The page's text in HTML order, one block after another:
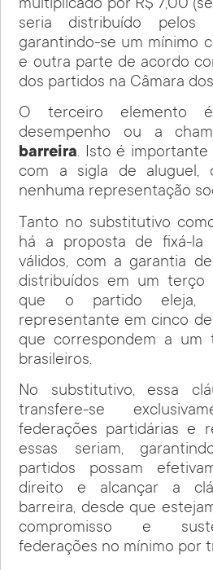
multiplicado por R$ 7,00
seria distribuído pelos
garantindo-se um mínimo
e outra parte de acordo
dos partidos na Câmara
O terceiro elemento
desempenho ou a
barreira. Isto é importante
com a sigla de aluguel,
nenhuma representação
Tanto no substitutivo
há a proposta de fixá-la
válidos, com a garantia
distribuídos em um
que o partido eleja,
representante em cinco
que correspondem a um
brasileiros.
No substitutivo, essa
transfere-se
federações partidárias e
essas seriam,
partidos possam
direito e alcançar a
barreira, desde que
compromisso e
federações no mínimo por